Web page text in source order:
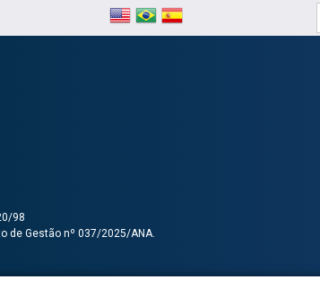
98
de Gestão nº 037/2025/ANA.